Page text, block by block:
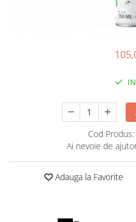
Cod Produs:
Ai nevoie de
Adauga la Favorite